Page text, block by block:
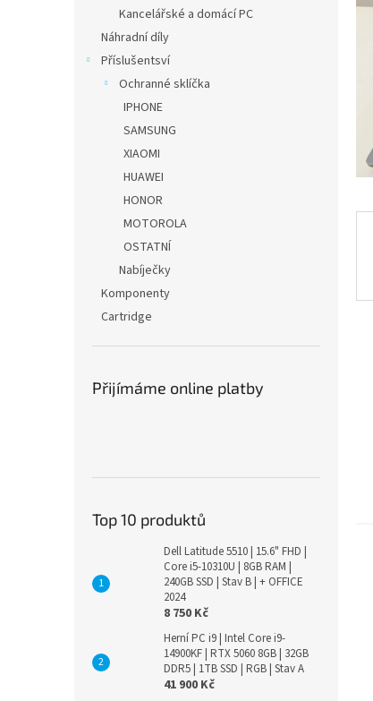
Kancelářské a domácí PC
Náhradní díly
Příslušentsví
Ochranné sklíčka
IPHONE
SAMSUNG
XIAOMI
HUAWEI
HONOR
MOTOROLA
OSTATNÍ
Nabíječky
Komponenty
Cartridge
Přijímáme online platby
Top 10 produktů
Dell Latitude 5510 | 15.6" FHD |
Core i5-10310U | 8GB RAM |
240GB SSD | Stav B | + OFFICE
2024
8 750 Kč
Herní PC i9 | Intel Core i9-
14900KF | RTX 5060 8GB | 32GB
DDR5 | 1TB SSD | RGB | Stav A
41 900 Kč